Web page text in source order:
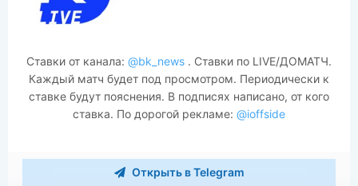
Ставки от канала: @bk_news . Ставки по LIVE/ДОМАТЧ.
Каждый матч будет под просмотром. Периодически к
ставке будут пояснения. В подписях написано, от кого
ставка. По дорогой рекламе: @ioffside
Открыть в Telegram